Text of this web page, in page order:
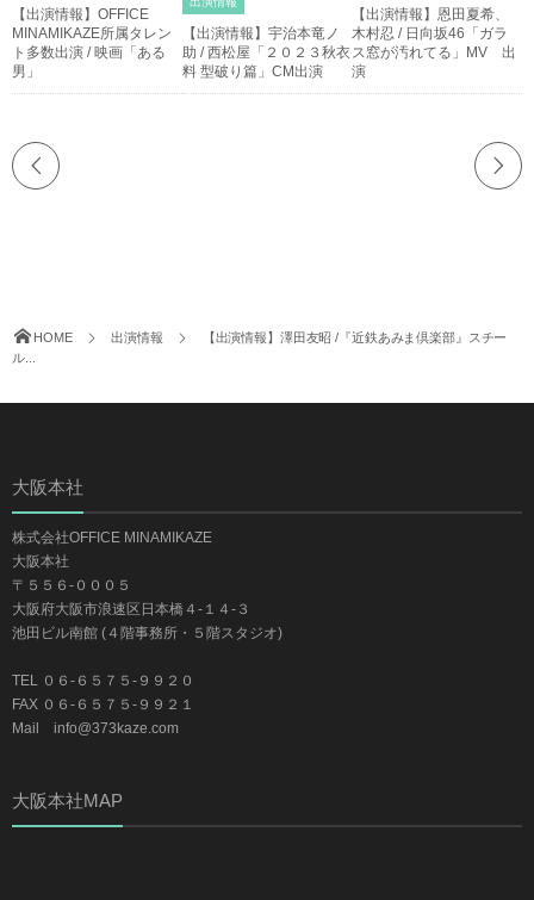
【出演情報】OFFICE
MINAMIKAZE所属タレン
ト多数出演 / 映画「ある
男」
【出演情報】宇治本竜ノ
助 / 西松屋「２０２３秋衣
料 型破り篇」CM出演
【出演情報】恩田夏希、
木村忍 / 日向坂46「ガラ
ス窓が汚れてる」MV 出
演
HOME 出演情報
【出演情報】澤田友昭 /『近鉄あみま倶楽部』スチー
ル...
大阪本社
株式会社OFFICE MINAMIKAZE
大阪本社
〒５５６-０００５
大阪府大阪市浪速区日本橋４-１４-３
池田ビル南館 (４階事務所・５階スタジオ)
TEL ０６-６５７５-９９２０
FAX ０６-６５７５-９９２１
Mail info@373kaze.com
大阪本社MAP